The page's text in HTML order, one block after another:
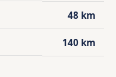
48 km
140 km